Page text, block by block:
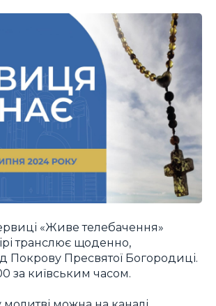
«Живе телебачення»
транслює щоденно,
Покрову Пресвятої Богородиці.
за київським часом.